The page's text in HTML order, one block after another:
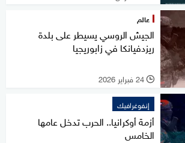
عالم
الجيش الروسي يسيطر على بلدة
ريزدفيانكا في زابوريجيا
l 24 فبراير 2026
إنفوغرافيك
أزمة أوكرانيا.. الحرب تدخل عامها
الخامس